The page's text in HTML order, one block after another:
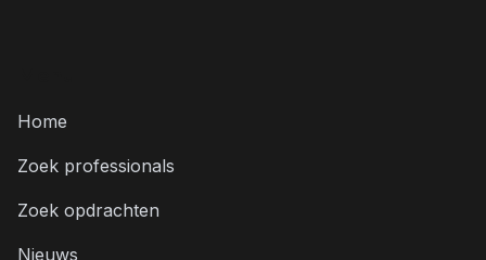
Home
Zoek professionals
Zoek opdrachten
Nieuws